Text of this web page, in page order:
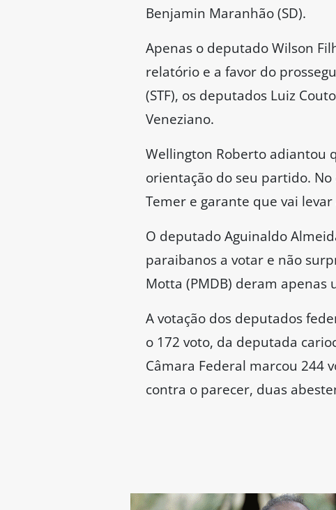
Benjamin Maranhão (SD).
Apenas o deputado Wilson
relatório e a favor do
(STF), os deputados Luiz
Veneziano.
Wellington Roberto adiantou
orientação do seu partido. No
Temer e garante que vai
O deputado Aguinaldo
paraibanos a votar e não
Motta (PMDB) deram apenas
A votação dos deputados
o 172 voto, da deputada
Câmara Federal marcou 244
contra o parecer, duas